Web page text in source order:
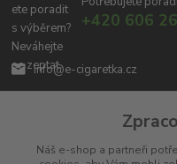
+420 606
info@e-cigaretka.cz
Náš e-shop a partneři